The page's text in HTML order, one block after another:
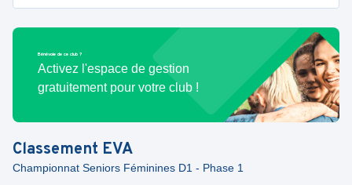
Bénévole de ce club ?
Activez l'espace de gestion
gratuitement pour votre club !
Classement EVA
Championnat Seniors Féminines D1 - Phase 1